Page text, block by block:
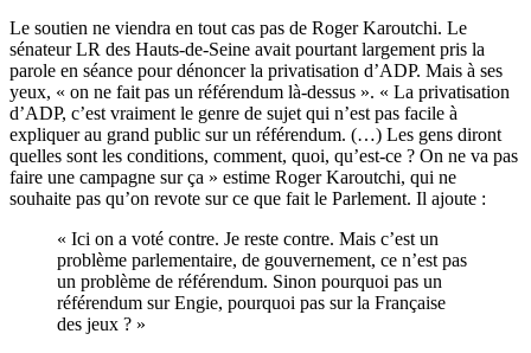
Le soutien ne viendra en tout cas pas de Roger Karoutchi. Le
sénateur LR des Hauts-de-Seine avait pourtant largement pris la
parole en séance pour dénoncer la privatisation d’ADP. Mais à ses
yeux, « on ne fait pas un référendum là-dessus ». « La privatisation
d’ADP, c’est vraiment le genre de sujet qui n’est pas facile à
expliquer au grand public sur un référendum. (…) Les gens diront
quelles sont les conditions, comment, quoi, qu’est-ce ? On ne va pas
faire une campagne sur ça » estime Roger Karoutchi, qui ne
souhaite pas qu’on revote sur ce que fait le Parlement. Il ajoute :
« Ici on a voté contre. Je reste contre. Mais c’est un
problème parlementaire, de gouvernement, ce n’est pas
un problème de référendum. Sinon pourquoi pas un
référendum sur Engie, pourquoi pas sur la Française
des jeux ? »